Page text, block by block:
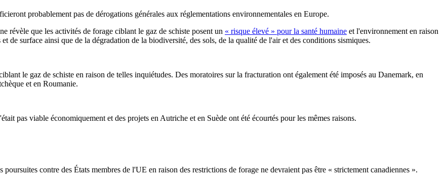
probablement pas de dérogations générales aux réglementations environnementales en Europe.
révèle que les activités de forage ciblant le gaz de schiste posent un « risque élevé » pour la santé humaine et l'environnement en raison
de surface ainsi que de la dégradation de la biodiversité, des sols, de la qualité de l'air et des conditions sismiques.
le gaz de schiste en raison de telles inquiétudes. Des moratoires sur la fracturation ont également été imposés au Danemark, en
et en Roumanie.
pas viable économiquement et des projets en Autriche et en Suède ont été écourtés pour les mêmes raisons.
contre des États membres de l'UE en raison des restrictions de forage ne devraient pas être « strictement canadiennes ».